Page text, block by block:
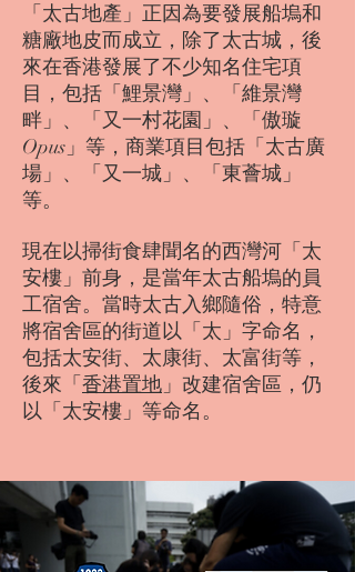
「太古地產」正因為要發展船塢和
糖廠地皮而成立，除了太古城，後
來在香港發展了不少知名住宅項
目，包括「鯉景灣」、「維景灣
畔」、「又一村花園」、「傲璇
Opus」等，商業項目包括「太古廣
場」、「又一城」、「東薈城」
等。
現在以掃街食肆聞名的西灣河「太
安樓」前身，是當年太古船塢的員
工宿舍。當時太古入鄉隨俗，特意
將宿舍區的街道以「太」字命名，
包括太安街、太康街、太富街等，
後來「 香港置地 」改建宿舍區，仍
以「太安樓」等命名。